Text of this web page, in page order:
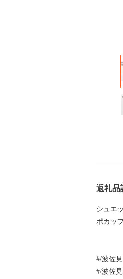
返礼品
シュエ
ポカッ
#/波佐
#/波佐